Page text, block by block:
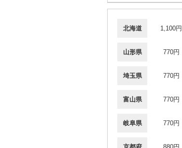
北海道 1,100円
山形県 770円
埼玉県 770円
富山県 770円
岐阜県 770円